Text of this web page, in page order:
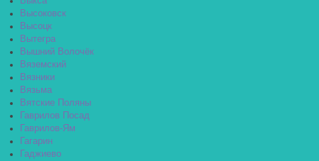
Высоковск
Высоцк
Вытегра
Вышний Волочёк
Вяземский
Вязники
Вязьма
Вятские Поляны
Гаврилов Посад
Гаврилов-Ям
Гагарин
Гаджиево